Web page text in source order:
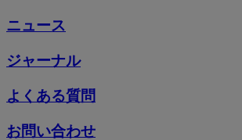
ニュース
ジャーナル
よくある質問
お問い合わせ